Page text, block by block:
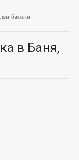
басейн
в Баня,